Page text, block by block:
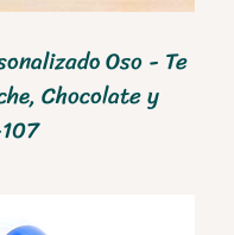
Oso - Te
Chocolate y